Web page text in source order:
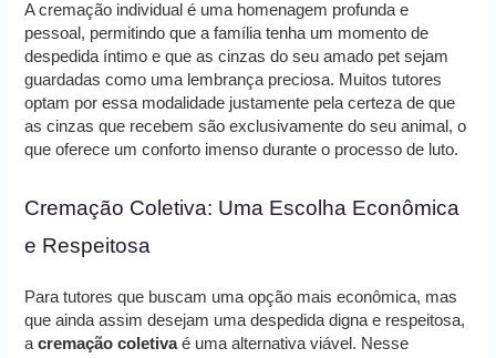
A cremação individual é uma homenagem profunda e
pessoal, permitindo que a família tenha um momento de
despedida íntimo e que as cinzas do seu amado pet sejam
guardadas como uma lembrança preciosa. Muitos tutores
optam por essa modalidade justamente pela certeza de que
as cinzas que recebem são exclusivamente do seu animal, o
que oferece um conforto imenso durante o processo de luto.
Cremação Coletiva: Uma Escolha Econômica
e Respeitosa
Para tutores que buscam uma opção mais econômica, mas
que ainda assim desejam uma despedida digna e respeitosa,
acremação coletivaé uma alternativa viável. Nesse